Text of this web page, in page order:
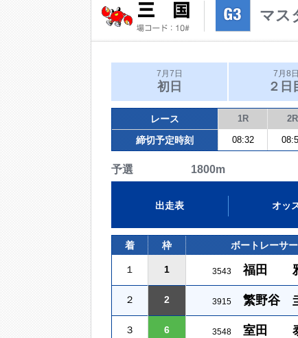
マス
7月7日
初日
7月8日
２日
レース 1R 2R
締切予定時刻 08:32
予選 1800m
出走表 オッ
着 枠 ボートレーサー
１ 1 3543 福田
２ 2 3915 繁野谷
３ 6 3548 室田